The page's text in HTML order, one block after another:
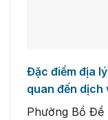
Đặc điểm địa
quan đến dịch
Phường Bồ Đề